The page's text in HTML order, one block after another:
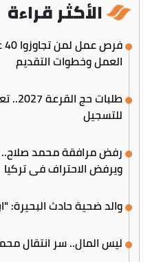
الأكثر قراءة
العمل وخطوات التقديم
للتسجيل
رفض مرافقة محمد صلاح..
ويرفض الاحتراف في تركيا
والد ضحية حادث
ليس المال.. سر انتقال